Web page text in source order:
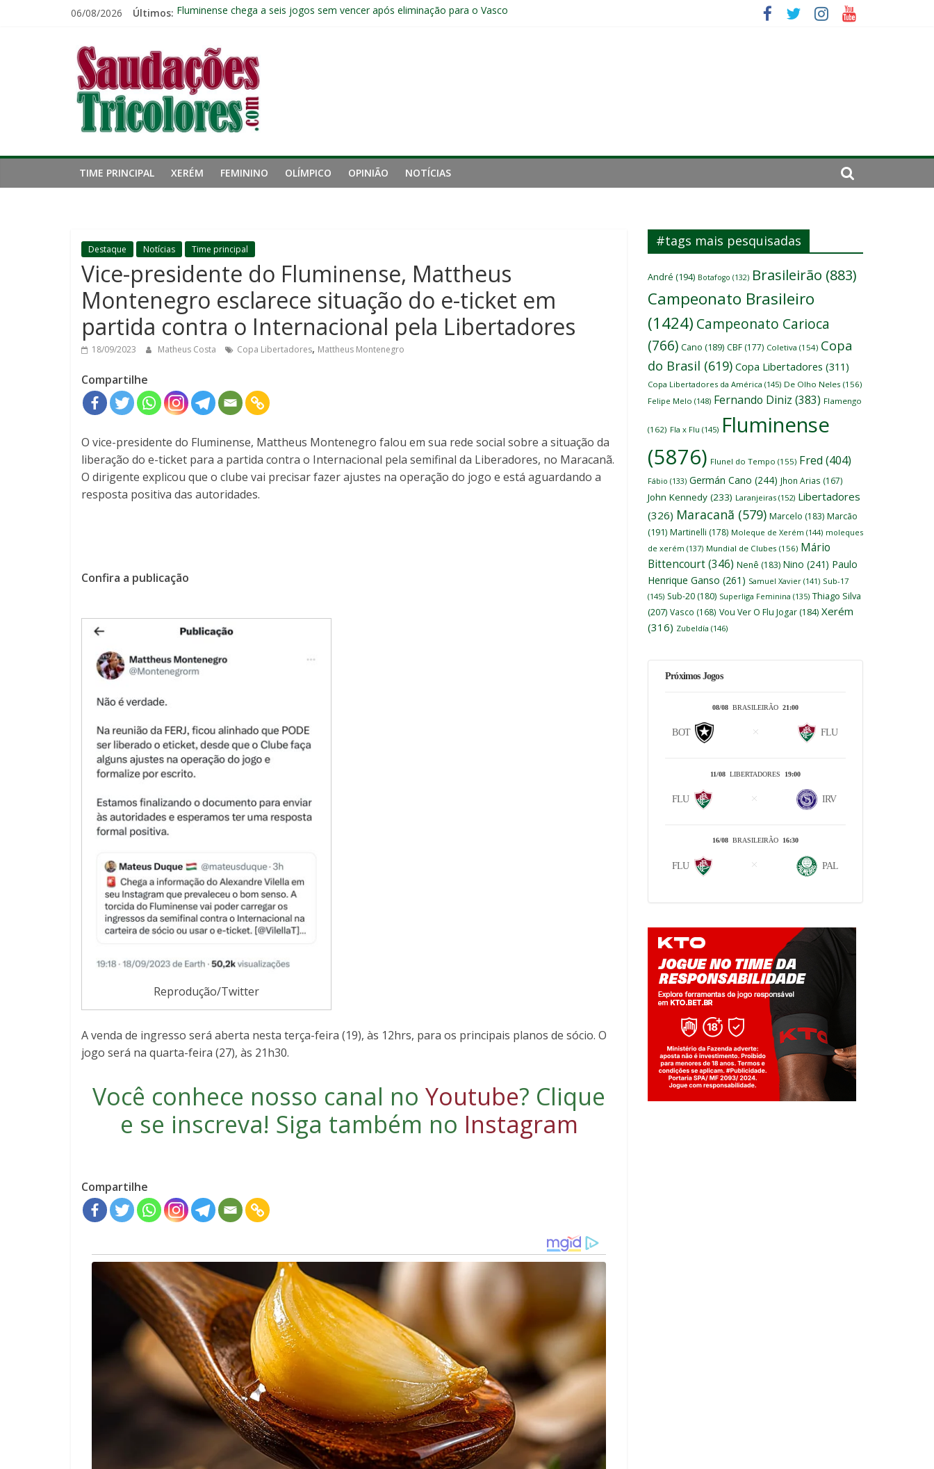
06/08/2026 Últimos: Fluminense chega a seis jogos sem vencer após eliminação para o Vasco
Eliminação para o Vasco amplia jejum do Fluminense para seis jogos, a pior sequência desde a crise de 2024
Reféns da própria inércia: A manutenção de Zubeldía e o risco de jogar o ano do Flu no lixo
Saudações
Tricolores
TIME PRINCIPAL XERÉM FEMININO OLÍMPICO OPINIÃO NOTÍCIAS
Destaque Notícias Time principal
Vice-presidente do Fluminense, Mattheus
Montenegro esclarece situação do e-ticket em
partida contra o Internacional pela Libertadores
18/09/2023 Matheus Costa Copa Libertadores, Mattheus Montenegro
Compartilhe
O vice-presidente do Fluminense, Mattheus Montenegro falou em sua rede social sobre a situação da
liberação do e-ticket para a partida contra o Internacional pela semifinal da Liberadores, no Maracanã.
O dirigente explicou que o clube vai precisar fazer ajustes na operação do jogo e está aguardando a
resposta positiva das autoridades.
Confira a publicação
Reprodução/Twitter
A venda de ingresso será aberta nesta terça-feira (19), às 12hrs, para os principais planos de sócio. O
jogo será na quarta-feira (27), às 21h30.
Você conhece nosso canal no Youtube? Clique
e se inscreva! Siga também no Instagram
Compartilhe
#tags mais pesquisadas
André (194) Botafogo (132) Brasileirão (883)
Campeonato Brasileiro
(1424) Campeonato Carioca
(766) Cano (189) CBF (177) Coletiva (154) Copa
do Brasil (619) Copa Libertadores (311)
Copa Libertadores da América (145) De Olho Neles (156)
Felipe Melo (148) Fernando Diniz (383) Flamengo
(162) Fla x Flu (145) Fluminense
(5876) Flunel do Tempo (155) Fred (404)
Fábio (133) Germán Cano (244) Jhon Arias (167)
John Kennedy (233) Laranjeiras (152) Libertadores
(326) Maracanã (579) Marcelo (183) Marcão
(191) Martinelli (178) Moleque de Xerém (144) moleques
de xerém (137) Mundial de Clubes (156) Mário
Bittencourt(346) Nenê (183) Nino (241) Paulo
Henrique Ganso (261) Samuel Xavier (141) Sub-17
(145) Sub-20 (180) Superliga Feminina (135) Thiago Silva
(207) Vasco (168) Vou Ver O Flu Jogar (184) Xerém
(316) Zubeldía (146)
Próximos Jogos
08/08 BRASILEIRÃO 21:00
BOT FLU
11/08 LIBERTADORES 19:00
FLU IRV
16/08 BRASILEIRÃO 16:30
FLU PAL
Jogue com responsabilidade. 18+